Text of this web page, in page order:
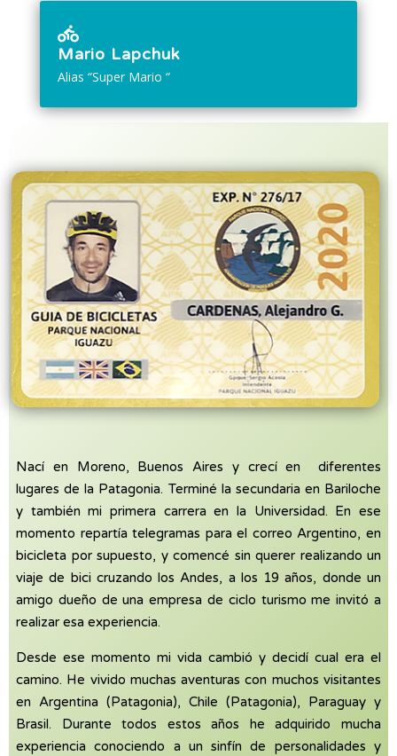

Mario Lapchuk
Alias “Super Mario “
Nací en Moreno, Buenos Aires y crecí en diferentes
lugares de la Patagonia. Terminé la secundaria en Bariloche
y también mi primera carrera en la Universidad. En ese
momento repartía telegramas para el correo Argentino, en
bicicleta por supuesto, y comencé sin querer realizando un
viaje de bici cruzando los Andes, a los 19 años, donde un
amigo dueño de una empresa de ciclo turismo me invitó a
realizar esa experiencia.
Desde ese momento mi vida cambió y decidí cual era el
camino. He vivido muchas aventuras con muchos visitantes
en Argentina (Patagonia), Chile (Patagonia), Paraguay y
Brasil. Durante todos estos años he adquirido mucha
experiencia conociendo a un sinfín de personalidades y